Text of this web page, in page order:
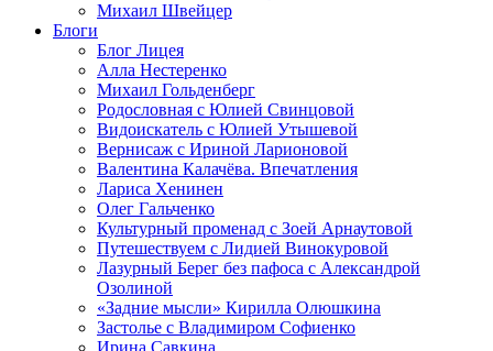
Михаил Швейцер
Блоги
Блог Лицея
Алла Нестеренко
Михаил Гольденберг
Родословная с Юлией Свинцовой
Видоискатель с Юлией Утышевой
Вернисаж с Ириной Ларионовой
Валентина Калачёва. Впечатления
Лариса Хенинен
Олег Гальченко
Культурный променад с Зоей Арнаутовой
Путешествуем с Лидией Винокуровой
Лазурный Берег без пафоса с Александрой
Озолиной
«Задние мысли» Кирилла Олюшкина
Застолье с Владимиром Софиенко